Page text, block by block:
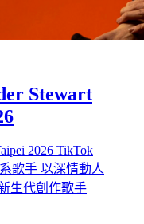
Stewart
2026 TikTok
歌手 以深情動人
生代創作歌手